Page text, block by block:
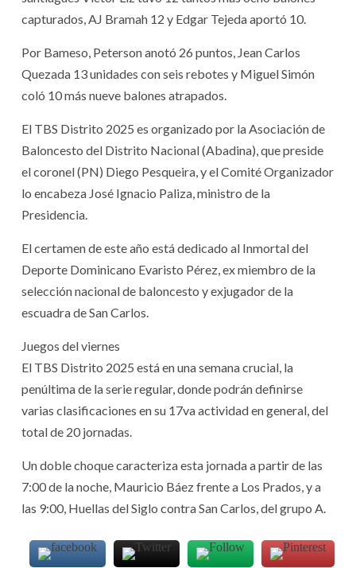
capturados, AJ Bramah 12 y Edgar Tejeda aportó 10.
Por Bameso, Peterson anotó 26 puntos, Jean Carlos
Quezada 13 unidades con seis rebotes y Miguel Simón
coló 10 más nueve balones atrapados.
El TBS Distrito 2025 es organizado por la Asociación de
Baloncesto del Distrito Nacional (Abadina), que preside
el coronel (PN) Diego Pesqueira, y el Comité Organizador
lo encabeza José Ignacio Paliza, ministro de la
Presidencia.
El certamen de este año está dedicado al Inmortal del
Deporte Dominicano Evaristo Pérez, ex miembro de la
selección nacional de baloncesto y exjugador de la
escuadra de San Carlos.
Juegos del viernes
El TBS Distrito 2025 está en una semana crucial, la
penúltima de la serie regular, donde podrán definirse
varias clasificaciones en su 17va actividad en general, del
total de 20 jornadas.
Un doble choque caracteriza esta jornada a partir de las
7:00 de la noche, Mauricio Báez frente a Los Prados, y a
las 9:00, Huellas del Siglo contra San Carlos, del grupo A.